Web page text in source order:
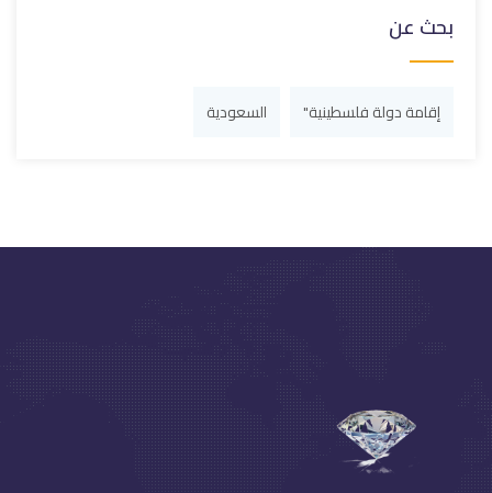
بحث عن
إقامة دولة فلسطينية" السعودية